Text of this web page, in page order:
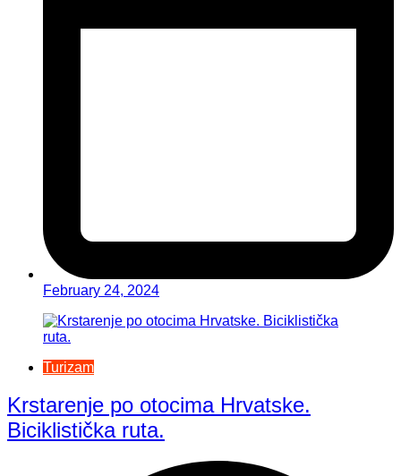
February 24, 2024
Turizam
Krstarenje po otocima Hrvatske.
Biciklistička ruta.